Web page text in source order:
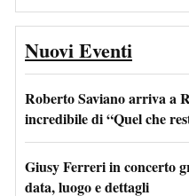
Nuovi Eventi
Roberto Saviano arriva a
incredibile di “Quel che
Giusy Ferreri in concerto
data, luogo e dettagli